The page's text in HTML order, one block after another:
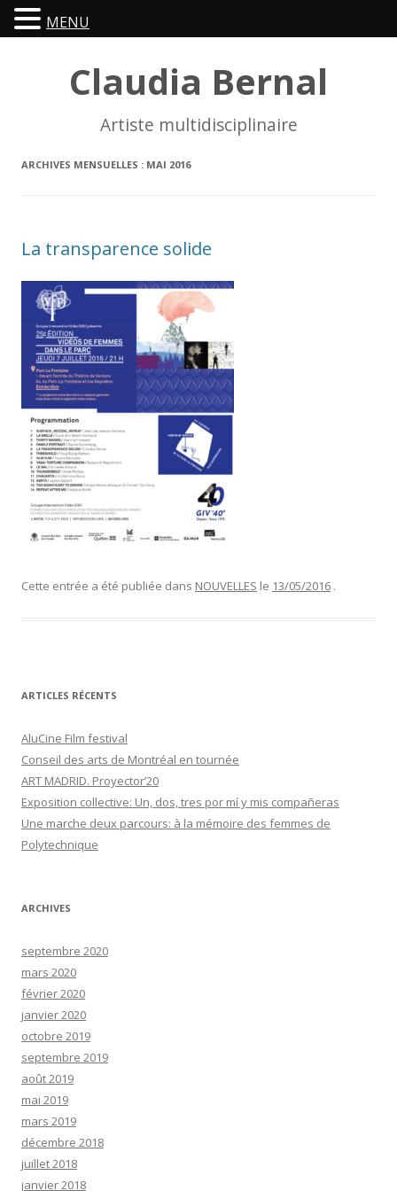
Claudia Bernal
Artiste multidisciplinaire
ARCHIVES MENSUELLES : MAI 2016
La transparence solide
Cette entrée a été publiée dans NOUVELLES le 13/05/2016 .
ARTICLES RÉCENTS
AluCine Film festival
Conseil des arts de Montréal en tournée
ART MADRID. Proyector’20
Exposition collective: Un, dos, tres por mí y mis compañeras
Une marche deux parcours: à la mémoire des femmes de
Polytechnique
ARCHIVES
septembre 2020
mars 2020
février 2020
janvier 2020
octobre 2019
septembre 2019
août 2019
mai 2019
mars 2019
décembre 2018
juillet 2018
janvier 2018
MENU